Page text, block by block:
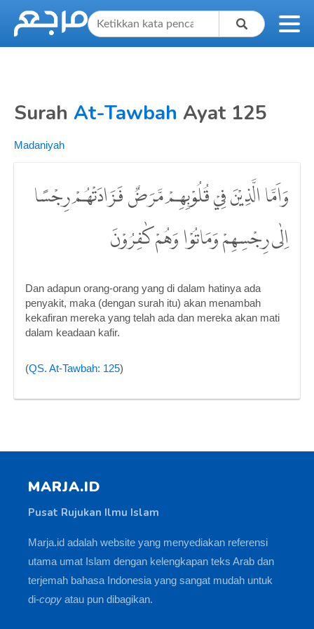
Surah At-Tawbah Ayat 125
Madaniyah
وَاَمَّا الَّذِيْنَ فِيْ قُلُوْبِهِمْ مَّرَضٌ فَزَادَتْهُمْ رِجْسًا
اِلٰى رِجْسِهِمْ وَمَاتُوْا وَهُمْ كٰفِرُوْنَ
Dan adapun orang-orang yang di dalam hatinya ada
penyakit, maka (dengan surah itu) akan menambah
kekafiran mereka yang telah ada dan mereka akan mati
dalam keadaan kafir.
(QS. At-Tawbah: 125)
MARJA.ID
Pusat Rujukan Ilmu Islam
Marja.id adalah website yang menyediakan referensi
utama umat Islam dengan kelengkapan teks Arab dan
terjemah bahasa Indonesia yang sangat mudah untuk
di-copy atau pun dibagikan.